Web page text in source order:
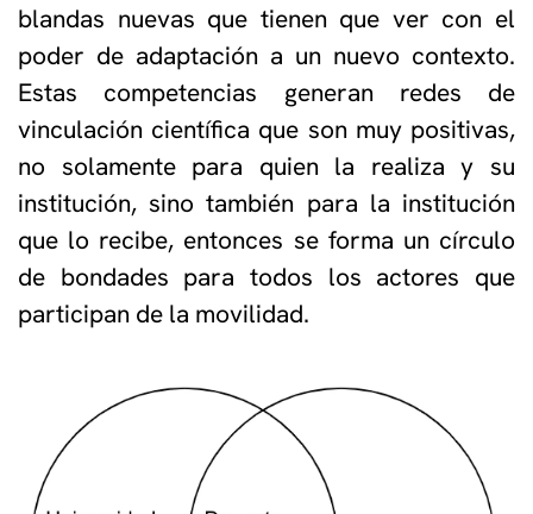
blandas nuevas que tienen que ver con el
poder de adaptación a un nuevo contexto.
Estas competencias generan redes de
vinculación científica que son muy positivas,
no solamente para quien la realiza y su
institución, sino también para la institución
que lo recibe, entonces se forma un círculo
de bondades para todos los actores que
participan de la movilidad.